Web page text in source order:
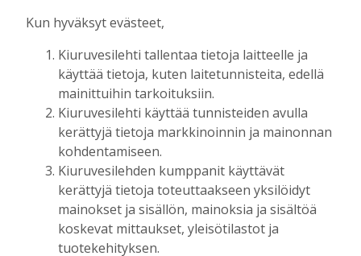
Hanna Soini 31.7.2026
Kauppojen perustaminen maaseudulle
sallittiin 1860-luvun alussa – vähitellen
kaupanteko levittäytyi koko Kiuruvedelle
Tilaajille
Jouko Kokkonen 31.7.2026 12:00
Perinteiset Eloajelut järjestetään ensi
viikolla – luvassa on jälleen monipuolista
ohjelmaa
Tilaajille
Aku Laatikainen 29.7.2026 08:00
Kun hyväksyt evästeet,
Kiuruvesilehti tallentaa tietoja laitteelle ja
käyttää tietoja, kuten laitetunnisteita, edellä
mainittuihin tarkoituksiin.
Kiuruvesilehti käyttää tunnisteiden avulla
kerättyjä tietoja markkinoinnin ja mainonnan
kohdentamiseen.
Kiuruvesilehden kumppanit käyttävät
kerättyjä tietoja toteuttaakseen yksilöidyt
mainokset ja sisällön, mainoksia ja sisältöä
koskevat mittaukset, yleisötilastot ja
tuotekehityksen.